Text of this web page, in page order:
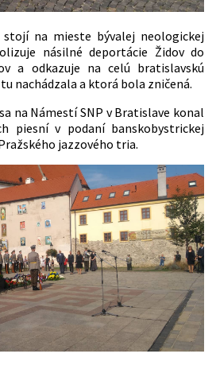
na mieste bývalej neologickej
násilné deportácie Židov do
a odkazuje na celú bratislavskú
nachádzala a ktorá bola zničená.
na Námestí SNP v Bratislave konal
piesní v podaní banskobystrickej
jazzového tria.